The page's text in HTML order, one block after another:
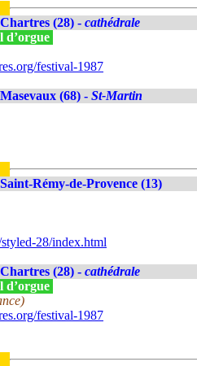
Chartres (28) - cathédrale
d’orgue
festival-1987
Masevaux (68) - St-Martin
Saint-Rémy-de-Provence (13)
28/index.html
Chartres (28) - cathédrale
d’orgue
festival-1987